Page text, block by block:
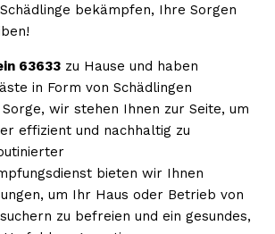
bekämpfen, Ihre Sorgen
63633 zu Hause und haben
in Form von Schädlingen
wir stehen Ihnen zur Seite, um
effizient und nachhaltig zu
bieten wir Ihnen
um Ihr Haus oder Betrieb von
zu befreien und ein gesundes,